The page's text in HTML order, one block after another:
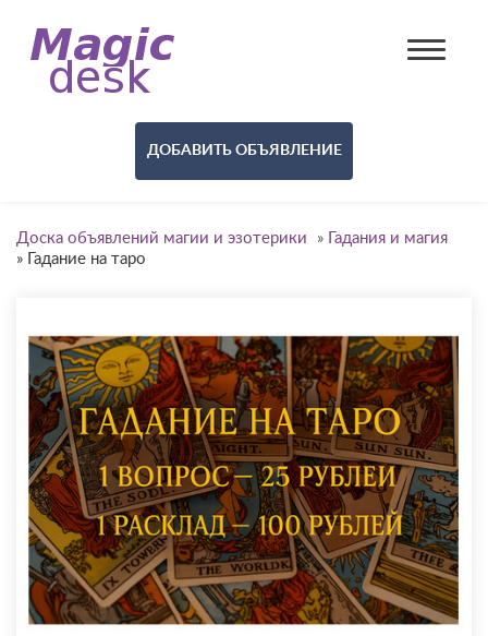
ДОБАВИТЬ ОБЪЯВЛЕНИЕ
Доска объявлений магии и эзотерики »
Гадания и магия
»
Гадание на таро